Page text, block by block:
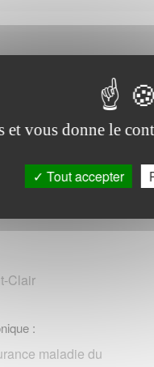
:
Clair
:
maladie du
et vous donne le
Tout accepter